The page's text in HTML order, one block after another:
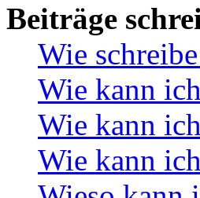
Beiträge
Wie
Wie kann
Wie kann
Wie kann